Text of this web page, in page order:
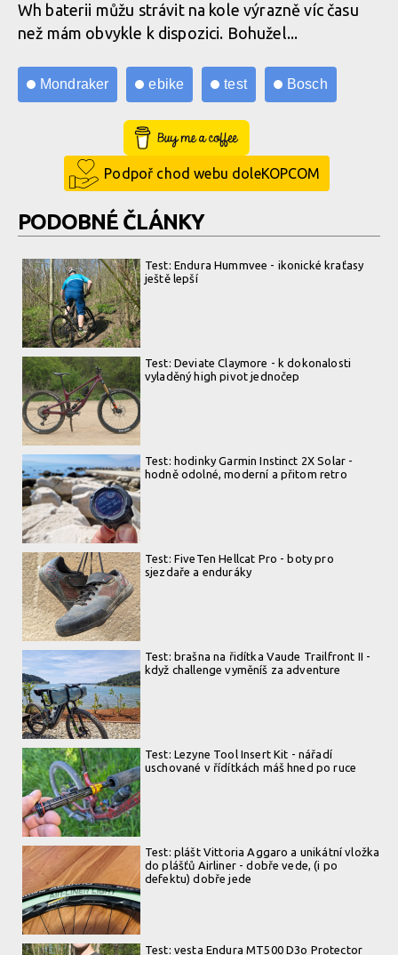
Jak rychle jedu? Vždy tak akorát!
Jak rychle jedu? Vždy tak akorát!
Jak rychle jedu? Vždy tak akorát!
Jak rychle jedu? Vždy tak akorát!
Jak rychle jedu? Vždy tak akorát!
Jak rychle jedu? Vždy tak akorát!
Jak rychle jedu? Vždy tak akorát!
Jak rychle jedu? Vždy tak akorát!
Wh baterii můžu strávit na kole výrazně víc času
než mám obvykle k dispozici. Bohužel...
Mondraker ebike test Bosch
Buy Me a Coffee
Podpoř chod webu doleKOPCOM
PODOBNÉ ČLÁNKY
Test: Endura Hummvee - ikonické kraťasy
ještě lepší
Test: Deviate Claymore - k dokonalosti
vyladěný high pivot jednočep
Test: hodinky Garmin Instinct 2X Solar -
hodně odolné, moderní a přitom retro
Test: FiveTen Hellcat Pro - boty pro
sjezdaře a enduráky
Test: brašna na řidítka Vaude Trailfront II -
když challenge vyměníš za adventure
Test: Lezyne Tool Insert Kit - nářadí
uschované v řídítkách máš hned po ruce
Test: plášt Vittoria Aggaro a unikátní vložka
do plášťů Airliner - dobře vede, (i po
defektu) dobře jede
Test: vesta Endura MT500 D3o Protector